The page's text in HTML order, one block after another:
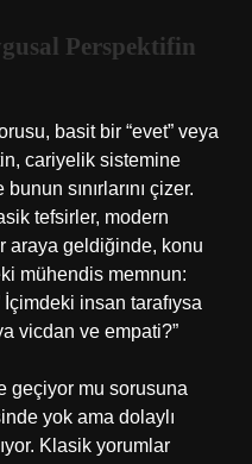
Perspektifin
basit bir “evet” veya
cariyelik sistemine
sınırlarını çizer.
tefsirler, modern
araya geldiğinde, konu
mühendis memnun:
insan tarafıysa
vicdan ve empati?”
geçiyor mu sorusuna
yok ama dolaylı
Klasik yorumlar